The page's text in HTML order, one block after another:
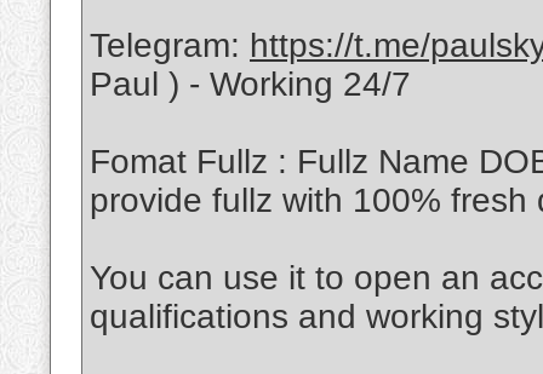
Telegram: https://t.me/
Paul ) - Working 24/7
Fomat Fullz : Fullz Name
provide fullz with 100%
You can use it to open an
qualifications and working